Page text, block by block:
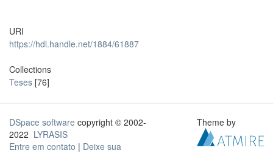
URI
https://hdl.handle.net/1884/61887
Collections
Teses [76]
DSpace software copyright © 2002-
2022 LYRASIS
Entre em contato | Deixe sua
Theme by